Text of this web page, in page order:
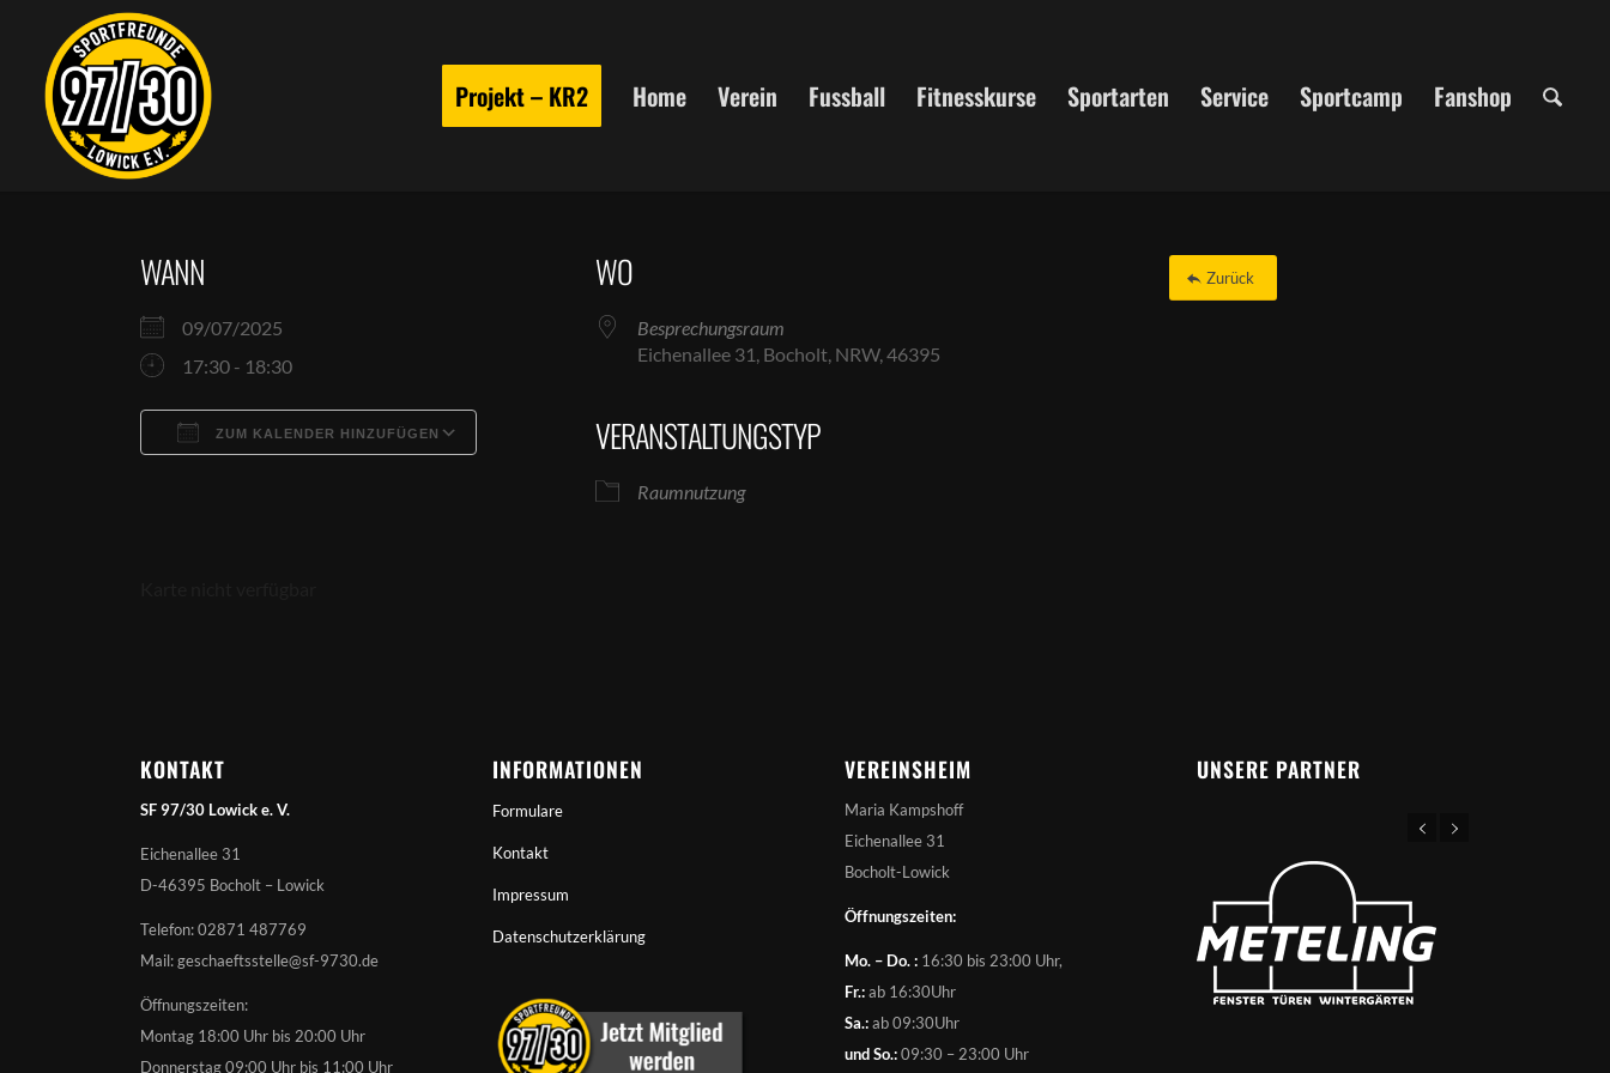
Projekt – KR2 Home Verein Fussball Fitnesskurse Sportarten Service Sportcamp Fanshop
WANN
09/07/2025
17:30 - 18:30
ZUM KALENDER HINZUFÜGEN
Google Kalender
WO
Besprechungsraum
Eichenallee 31, Bocholt, NRW, 46395
VERANSTALTUNGSTYP
Raumnutzung
Zurück
KONTAKT
SF 97/30 Lowick e. V.
Eichenallee 31
D-46395 Bocholt – Lowick
Telefon: 02871 487769
Mail: geschaeftsstelle@sf-9730.de
Öffnungszeiten:
Montag 18:00 Uhr bis 20:00 Uhr
Donnerstag 09:00 Uhr bis 11:00 Uhr
INFORMATIONEN
Formulare
Kontakt
Impressum
Datenschutzerklärung
VEREINSHEIM
Maria Kampshoff
Eichenallee 31
Bocholt-Lowick
Öffnungszeiten:
Mo. – Do. : 16:30 bis 23:00 Uhr,
Fr.:ab 16:30Uhr
Sa.:ab 09:30Uhr
und So.:09:30 – 23:00 Uhr
UNSERE PARTNER